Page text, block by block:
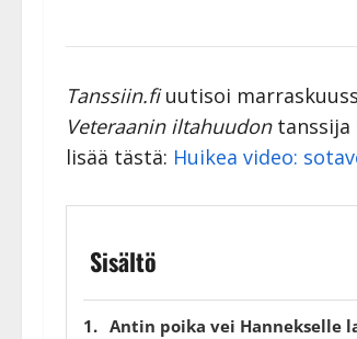
Tanssiin.fiuutisoi
Veteraanin iltahuudontanssija
lisää tästä: Huikea video:
Sisältö
Antin poika vei Hannekselle